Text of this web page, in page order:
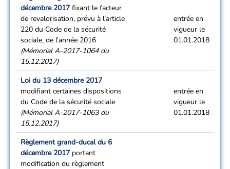
décembre 2017 fixant le facteur
de revalorisation, prévu à l’article
220 du Code de la sécurité
sociale, de l’année 2016
(Mémorial A-2017-1064 du
15.12.2017)
entrée en
vigueur le
01.01.2018
Loi du 13 décembre 2017
modifiant certaines dispositions
du Code de la sécurité sociale
(Mémorial A-2017-1063 du
15.12.2017)
entrée en
vigueur le
01.01.2018
Règlement grand-ducal du 6
décembre 2017 portant
modification du règlement